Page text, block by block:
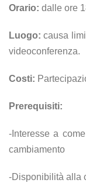
Orario: dalle ore
Luogo: causa
videoconferenza.
Costi:
Prerequisiti:
-Interesse a
cambiamento
-Disponibilità alla